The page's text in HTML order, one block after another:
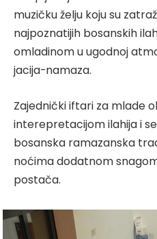
muzičku želju koju su
najpoznatijih bosanskih
omladinom u ugodnoj
jacija-namaza.
Zajednički iftari za mlade
interepretacijom ilahija i
bosanska ramazanska
noćima dodatnom
postača.